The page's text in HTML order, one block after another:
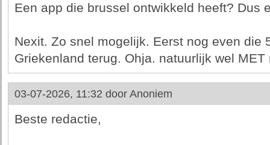
Een app die brussel ontwikkeld heeft? Dus
Nexit. Zo snel mogelijk. Eerst nog even die
Griekenland terug. Ohja. natuurlijk wel MET
03-07-2026, 11:32 door Anoniem
Beste redactie,